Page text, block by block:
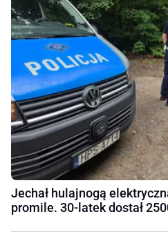
Jechał hulajnogą
promile. 30-latek dostał